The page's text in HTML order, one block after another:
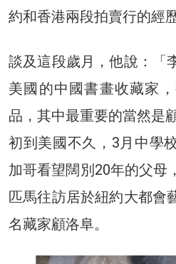
約和香港兩段拍賣行的經
談及這段歲月，他說：「
美國的中國書畫收藏家
品，其中最重要的當然是
初到美國不久，3月中學
加哥看望闊別20年的父母
匹馬往訪居於紐約大都會
名藏家顧洛阜。